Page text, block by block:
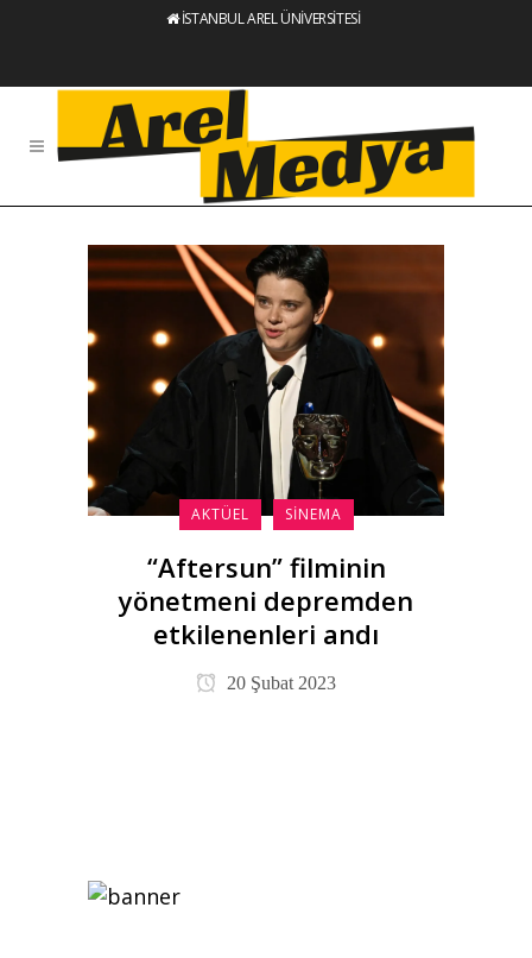
İSTANBUL AREL ÜNİVERSİTESİ
AKTÜEL SINEMA
“Aftersun” filminin
yönetmeni depremden
etkilenenleri andı
20 Şubat 2023